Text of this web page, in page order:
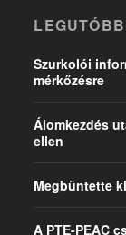
Szurkolói
mérkőzésre
Álomkezdés
ellen
Megbüntette
A PTE-PEAC